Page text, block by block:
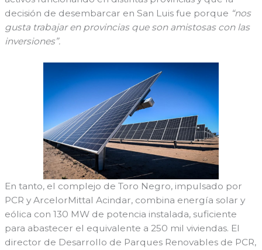
decisión de desembarcar en San Luis fue porque “nos
gusta trabajar en provincias que son amistosas con las
inversiones”.
En tanto, el complejo de Toro Negro, impulsado por
PCR y ArcelorMittal Acindar, combina energía solar y
eólica con 130 MW de potencia instalada, suficiente
para abastecer el equivalente a 250 mil viviendas. El
director de Desarrollo de Parques Renovables de PCR,